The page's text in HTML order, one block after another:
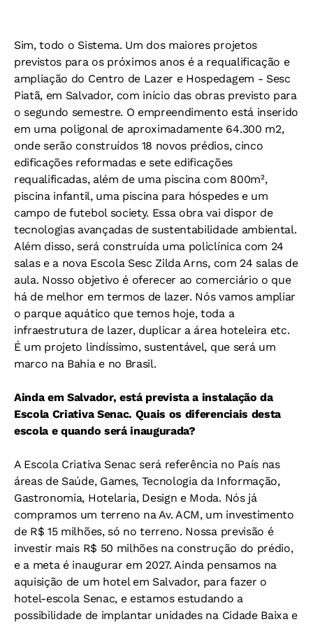
Sim, todo o Sistema. Um dos maiores projetos
previstos para os próximos anos é a requalificação e
ampliação do Centro de Lazer e Hospedagem - Sesc
Piatã, em Salvador, com início das obras previsto para
o segundo semestre. O empreendimento está inserido
em uma poligonal de aproximadamente 64.300 m2,
onde serão construídos 18 novos prédios, cinco
edificações reformadas e sete edificações
requalificadas, além de uma piscina com 800m²,
piscina infantil, uma piscina para hóspedes e um
campo de futebol society. Essa obra vai dispor de
tecnologias avançadas de sustentabilidade ambiental.
Além disso, será construída uma policlínica com 24
salas e a nova Escola Sesc Zilda Arns, com 24 salas de
aula. Nosso objetivo é oferecer ao comerciário o que
há de melhor em termos de lazer. Nós vamos ampliar
o parque aquático que temos hoje, toda a
infraestrutura de lazer, duplicar a área hoteleira etc.
É um projeto lindíssimo, sustentável, que será um
marco na Bahia e no Brasil.
Ainda em Salvador, está prevista a instalação da
Escola Criativa Senac. Quais os diferenciais desta
escola e quando será inaugurada?
A Escola Criativa Senac será referência no País nas
áreas de Saúde, Games, Tecnologia da Informação,
Gastronomia, Hotelaria, Design e Moda. Nós já
compramos um terreno na Av. ACM, um investimento
de R$ 15 milhões, só no terreno. Nossa previsão é
investir mais R$ 50 milhões na construção do prédio,
e a meta é inaugurar em 2027. Ainda pensamos na
aquisição de um hotel em Salvador, para fazer o
hotel-escola Senac, e estamos estudando a
possibilidade de implantar unidades na Cidade Baixa e